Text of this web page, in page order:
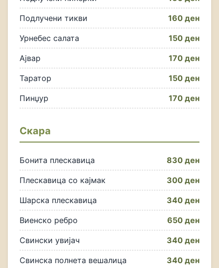
Подлучени тикви 160 ден
Урнебес салата 150 ден
Ајвар 170 ден
Таратор 150 ден
Пинџур 170 ден
Скара
Бонита плескавица 830 ден
Плескавица со кајмак 300 ден
Шарска плескавица 340 ден
Виенско ребро 650 ден
Свински увијач 340 ден
Свинска полнета вешалица 340 ден